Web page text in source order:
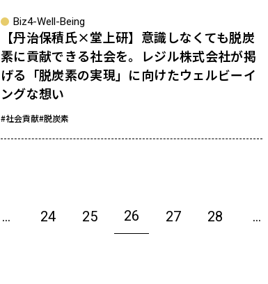
Biz4-Well-Being
【丹治保積氏×堂上研】意識しなくても脱炭
素に貢献できる社会を。レジル株式会社が掲
げる「脱炭素の実現」に向けたウェルビーイ
ングな想い
#社会貢献#脱炭素
… 24 25 26 27 28 …